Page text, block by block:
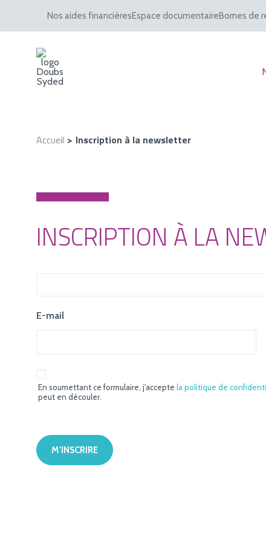
Nos aides financièresEspace documentaireBornes de
Accueil Inscription à la newsletter
INSCRIPTION À LA
E-mail
En soumettant ce formulaire, j'accepte la politique de
peut en découler.